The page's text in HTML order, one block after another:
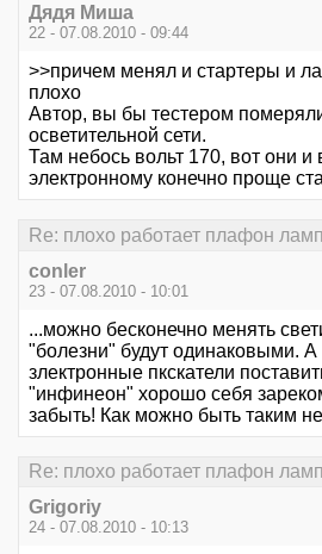
Дядя Миша
22 - 07.08.2010 - 09:44
>>причем менял и стартеры и
плохо
Автор, вы бы тестером
осветительной сети.
Там небось вольт 170, вот они
электронному конечно проще
Re: плохо работает плафон
conler
23 - 07.08.2010 - 10:01
...можно бесконечно менять
"болезни" будут одинаковыми.
злектронные пкскатели
"инфинеон" хорошо себя
забыть! Как можно быть таким
Re: плохо работает плафон
Grigoriy
24 - 07.08.2010 - 10:13